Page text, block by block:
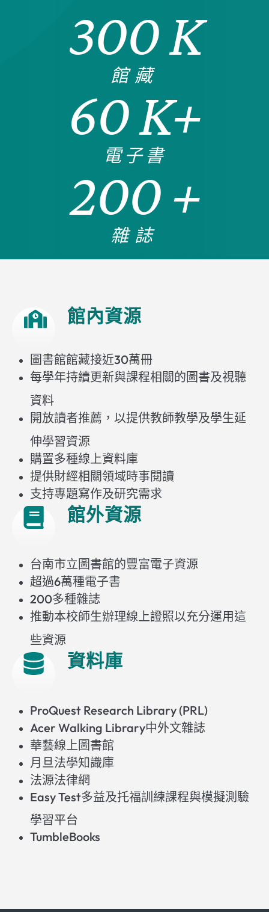
300K
館藏
60K+
電子書
200+
雜誌
館內資源
圖書館館藏接近30萬冊
每學年持續更新與課程相關的圖書及視聽
資料
開放讀者推薦，以提供教師教學及學生延
伸學習資源
購置多種線上資料庫
提供財經相關領域時事閱讀
支持專題寫作及研究需求
館外資源
台南市立圖書館的豐富電子資源
超過6萬種電子書
200多種雜誌
推動本校師生辦理線上證照以充分運用這
些資源
資料庫
ProQuest Research Library (PRL)
Acer Walking Library中外文雜誌
華藝線上圖書館
月旦法學知識庫
法源法律網
Easy Test多益及托福訓練課程與模擬測驗
學習平台
TumbleBooks